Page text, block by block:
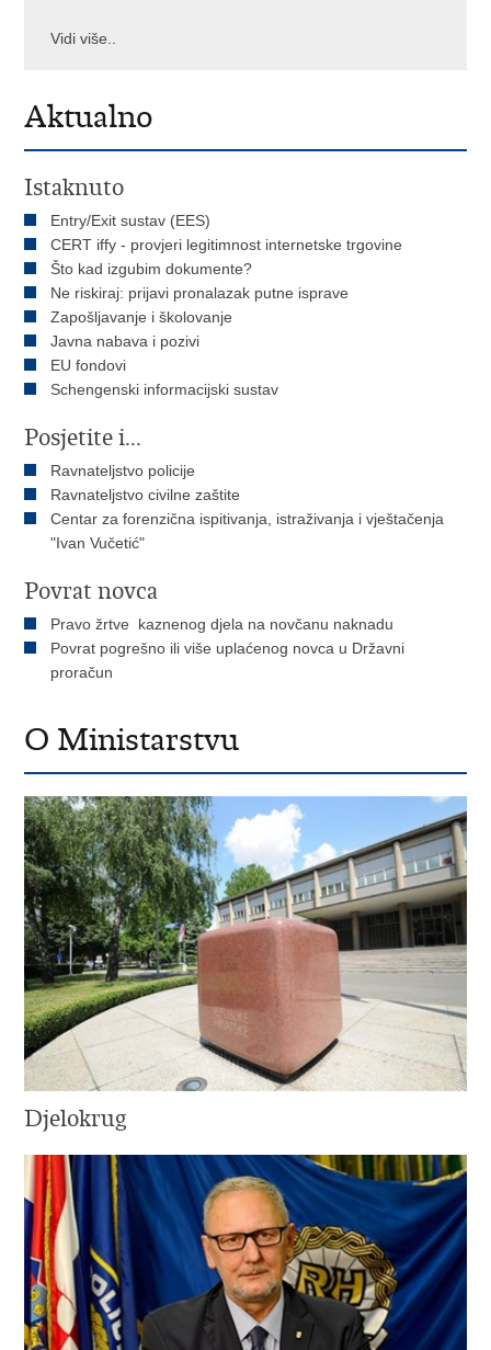
Vidi više..
Aktualno
Istaknuto
Entry/Exit sustav (EES)
CERT iffy - provjeri legitimnost internetske trgovine
Što kad izgubim dokumente?
Ne riskiraj: prijavi pronalazak putne isprave
Zapošljavanje i školovanje
Javna nabava i pozivi
EU fondovi
Schengenski informacijski sustav
Posjetite i...
Ravnateljstvo policije
Ravnateljstvo civilne zaštite
Centar za forenzična ispitivanja, istraživanja i vještačenja
"Ivan Vučetić"
Povrat novca
Pravo žrtve kaznenog djela na novčanu naknadu
Povrat pogrešno ili više uplaćenog novca u Državni
proračun
O Ministarstvu
Djelokrug